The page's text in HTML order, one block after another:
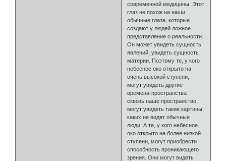
современной медицины. Этот
глаз не похож на наши
обычные глаза, которые
создают у людей ложное
представление о реальности.
Он может увидеть сущность
явлений, увидеть сущность
материи. Поэтому те, у кого
небесное око открыто на
очень высокой ступени,
могут увидеть другие
времена-пространства
сквозь наше пространство,
могут увидеть такие картины,
каких не видят обычные
люди. А те, у кого небесное
око открыто на более низкой
ступени, могут приобрести
способность проникающего
зрения. Они могут видеть